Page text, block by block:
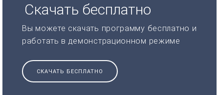
Скачать бесплатно
Вы можете скачать программу бесплатно и
работать в демонстрационном режиме
СКАЧАТЬ БЕСПЛАТНО